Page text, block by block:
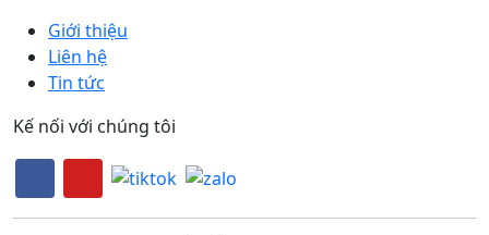
Giới thiệu
Liên hệ
Tin tức
Kế nối với chúng tôi